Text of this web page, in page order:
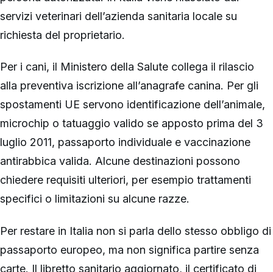
servizi veterinari dell’azienda sanitaria locale su
richiesta del proprietario.
Per i cani, il Ministero della Salute collega il rilascio
alla preventiva iscrizione all’anagrafe canina. Per gli
spostamenti UE servono identificazione dell’animale,
microchip o tatuaggio valido se apposto prima del 3
luglio 2011, passaporto individuale e vaccinazione
antirabbica valida. Alcune destinazioni possono
chiedere requisiti ulteriori, per esempio trattamenti
specifici o limitazioni su alcune razze.
Per restare in Italia non si parla dello stesso obbligo di
passaporto europeo, ma non significa partire senza
carte. Il libretto sanitario aggiornato, il certificato di